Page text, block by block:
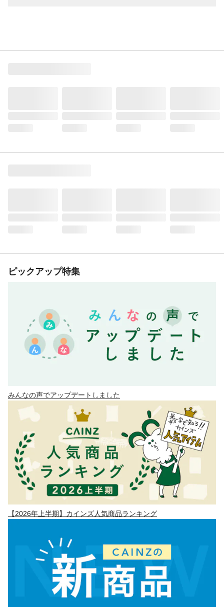
ピックアップ特集
みんなの声でアップデートしました
【2026年上半期】カインズ人気商品ランキング